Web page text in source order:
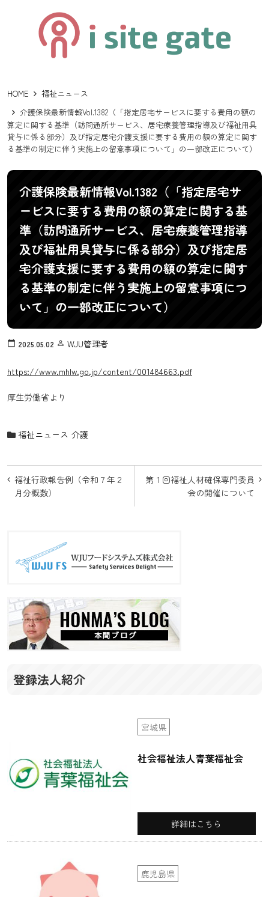
HOME
福祉ニュース
介護保険最新情報Vol.1382（「指定居宅サービスに要する費用の額の
算定に関する基準（訪問通所サービス、居宅療養管理指導及び福祉用具
貸与に係る部分）及び指定居宅介護支援に要する費用の額の算定に関す
る基準の制定に伴う実施上の留意事項について」の一部改正について）
介護保険最新情報Vol.1382（「指定居宅サ
ービスに要する費用の額の算定に関する基
準（訪問通所サービス、居宅療養管理指導
及び福祉用具貸与に係る部分）及び指定居
宅介護支援に要する費用の額の算定に関す
る基準の制定に伴う実施上の留意事項につ
いて」の一部改正について）
calendar_today 2025.05.02 person_outline WJU管理者
https://www.mhlw.go.jp/content/001484663.pdf
厚生労働省より
福祉ニュース 介護
投
稿
ョ
第１回福祉人材確保専門委員
会の開催について
福祉行政報告例（令和７年２
月分概数）
登録法人紹介
宮城県
社会福祉法人青葉福祉会
詳細はこちら
鹿児島県